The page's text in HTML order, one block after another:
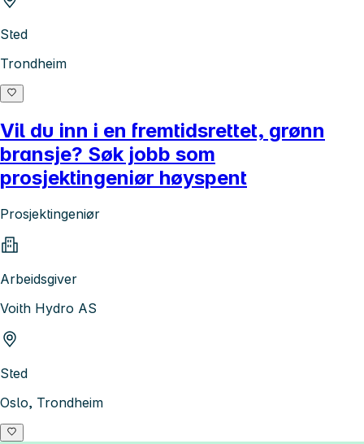
Sted
Trondheim
Vil du inn i en fremtidsrettet, grønn
bransje? Søk jobb som
prosjektingeniør høyspent
Prosjektingeniør
Arbeidsgiver
Voith Hydro AS
Sted
Oslo, Trondheim